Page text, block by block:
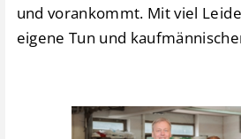
und vorankommt. Mit viel
eigene Tun und